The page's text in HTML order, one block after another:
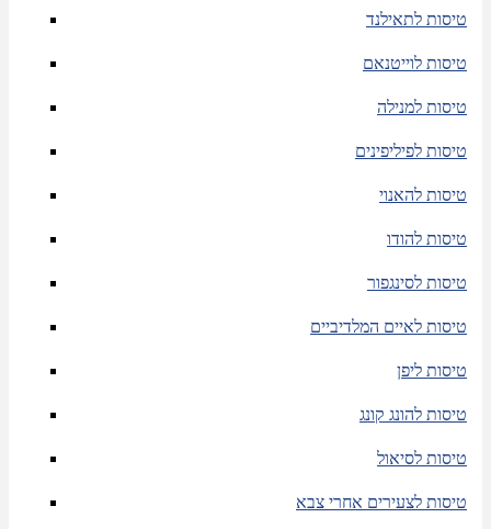
טיסות לתאילנד
טיסות לוייטנאם
טיסות למנילה
טיסות לפיליפינים
טיסות להאנוי
טיסות להודו
טיסות לסינגפור
טיסות לאיים המלדיביים
טיסות ליפן
טיסות להונג קונג
טיסות לסיאול
טיסות לצעירים אחרי צבא